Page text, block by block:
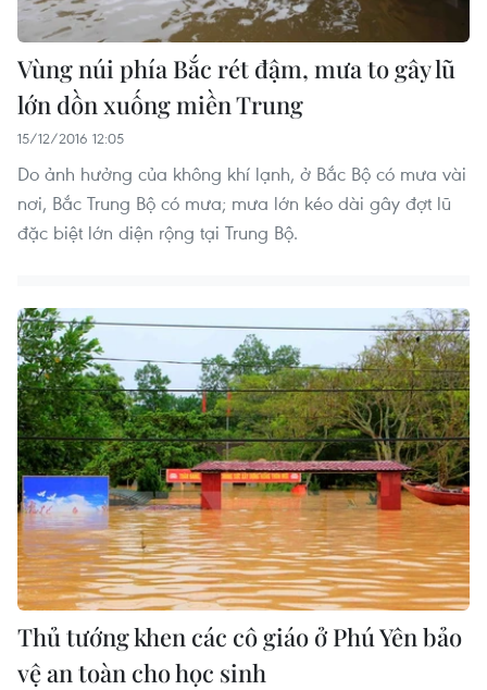
Vùng núi phía Bắc rét đậm, mưa to gây lũ
lớn dồn xuống miền Trung
15/12/2016 12:05
Do ảnh hưởng của không khí lạnh, ở Bắc Bộ có mưa vài
nơi, Bắc Trung Bộ có mưa; mưa lớn kéo dài gây đợt lũ
đặc biệt lớn diện rộng tại Trung Bộ.
Thủ tướng khen các cô giáo ở Phú Yên bảo
vệ an toàn cho học sinh